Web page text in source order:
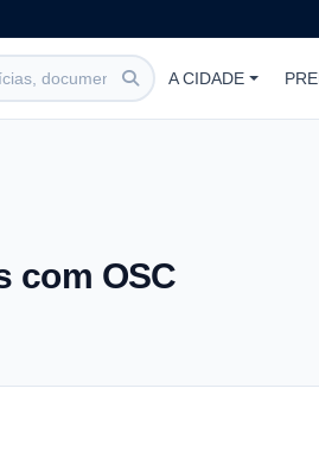
A CIDADE
com OSC